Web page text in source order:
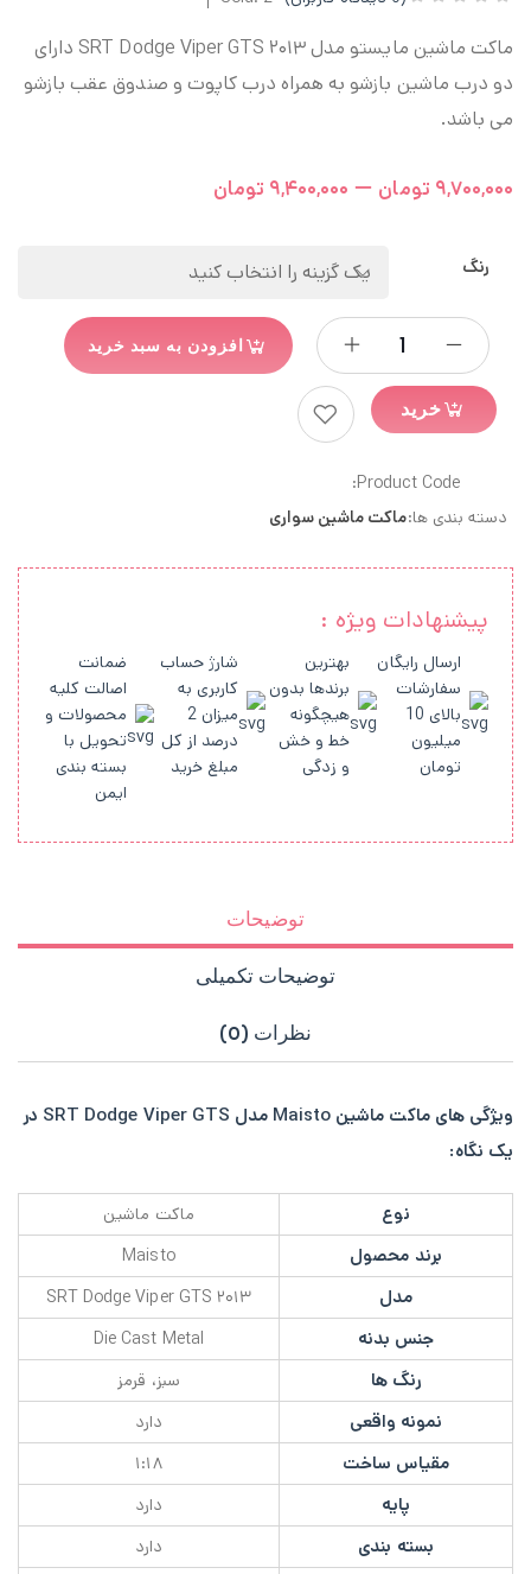
ماکت ماشین مایستو مدل ۲۰۱۳ SRT Dodge Viper GTS دارای
دو درب ماشین بازشو به همراه درب کاپوت و صندوق عقب بازشو
می باشد.
۹,۷۰۰,۰۰۰ تومان – ۹,۴۰۰,۰۰۰ تومان
رنگ
افزودن به سبد خرید
خرید
Product Code:
دسته بندی ها:ماکت ماشین سواری
پیشنهادات ویژه :
ارسال رایگان
سفارشات
بالای 10
میلیون
تومان
بهترین
برندها بدون
هیچگونه
خط و خش
و زدگی
شارژ حساب
کاربری به
میزان 2
درصد از کل
مبلغ خرید
ضمانت
اصالت کلیه
محصولات و
تحویل با
بسته بندی
ایمن
توضیحات
توضیحات تکمیلی
نظرات (0)
ویژگی های ماکت ماشین Maisto مدل SRT Dodge Viper GTS در
یک نگاه:
نوع ماکت ماشین
برند محصول Maisto
مدل ۲۰۱۳ SRT Dodge Viper GTS
جنس بدنه Die Cast Metal
رنگ ها سبز، قرمز
نمونه واقعی دارد
مقیاس ساخت ۱:۱۸
پایه دارد
بسته بندی دارد